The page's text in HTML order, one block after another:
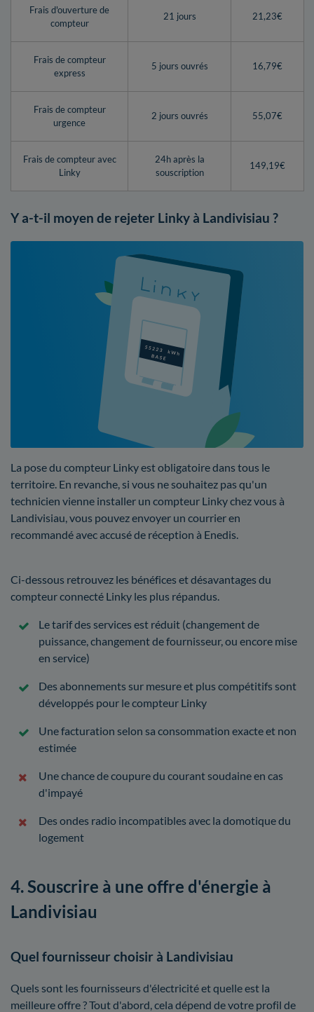
Frais d'ouverture de
compteur
21 jours 21,23€
Frais de compteur
express
5 jours ouvrés 16,79€
Frais de compteur
urgence
2 jours ouvrés 55,07€
Frais de compteur avec
Linky
24h après la
souscription
149,19€
Y a-t-il moyen de rejeter Linky à Landivisiau ?
La pose du compteur Linky est obligatoire dans tous le
territoire. En revanche, si vous ne souhaitez pas qu'un
technicien vienne installer un compteur Linky chez vous à
Landivisiau, vous pouvez envoyer un courrier en
recommandé avec accusé de réception à Enedis.
Ci-dessous retrouvez les bénéfices et désavantages du
compteur connecté Linky les plus répandus.
Le tarif des services est réduit (changement de
puissance, changement de fournisseur, ou encore mise
en service)
Des abonnements sur mesure et plus compétitifs sont
développés pour le compteur Linky
Une facturation selon sa consommation exacte et non
estimée
Une chance de coupure du courant soudaine en cas
d'impayé
Des ondes radio incompatibles avec la domotique du
logement
4. Souscrire à une offre d'énergie à
Landivisiau
Quel fournisseur choisir à Landivisiau
Quels sont les fournisseurs d'électricité et quelle est la
meilleure offre ? Tout d'abord, cela dépend de votre profil de